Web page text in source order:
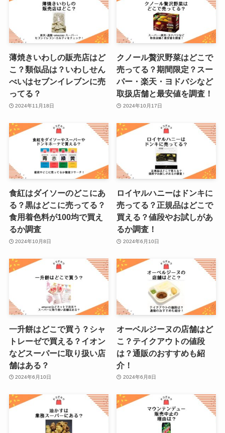
薄焼きいわしの販売店はど
こ？類似品は？いわしせん
べいはセブンイレブンに売
ってる？
2024年11月18日
クノール贅沢野菜はどこで
売ってる？期間限定？スー
パー・楽天・ヨドバシなど
取扱店舗と最安値を調査！
2024年10月17日
食紅はダイソーのどこにあ
る？黒はどこに売ってる？
食用着色料が100均で買え
るか調査
2024年10月8日
ロイヤルハニーはドンキに
売ってる？正規品はどこで
買える？値段やお試しがあ
るか調査！
2024年6月10日
一升餅はどこで買う？シャ
トレーゼで買える？イオン
などスーパーに取り扱い店
舗はある？
2024年6月10日
オーベルジーヌの店舗はど
こ？テイクアウトの値段
は？通販のおすすめも紹
介！
2024年6月8日